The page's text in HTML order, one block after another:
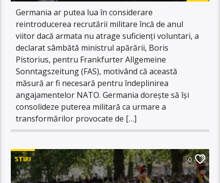
Germania ar putea lua în considerare
reintroducerea recrutării militare încă de anul
viitor dacă armata nu atrage suficienți voluntari, a
declarat sâmbătă ministrul apărării, Boris
Pistorius, pentru Frankfurter Allgemeine
Sonntagszeitung (FAS), motivând că această
măsură ar fi necesară pentru îndeplinirea
angajamentelor NATO. Germania dorește să își
consolideze puterea militară ca urmare a
transformărilor provocate de […]
STIRI 0